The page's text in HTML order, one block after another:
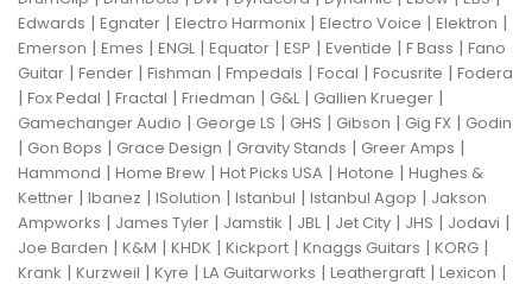
Edwards | Egnater | Electro Harmonix | Electro Voice | Elektron |
Emerson | Emes | ENGL| Equator | ESP | Eventide | F Bass | Fano
Guitar | Fender | Fishman | Fmpedals | Focal | Focusrite | Fodera
| Fox Pedal | Fractal | Friedman | G&L| Gallien Krueger |
Gamechanger Audio | George LS | GHS | Gibson | Gig FX | Godin
| Gon Bops | Grace Design | Gravity Stands | Greer Amps |
Hammond | Home Brew | Hot Picks USA | Hotone | Hughes &
Kettner | Ibanez | ISolution | Istanbul | Istanbul Agop | Jakson
Ampworks | James Tyler | Jamstik | JBL| Jet City | JHS | Jodavi |
Joe Barden | K&M | KHDK | Kickport | Knaggs Guitars | KORG |
Krank | Kurzweil | Kyre | LA Guitarworks | Leathergraft | Lexicon |